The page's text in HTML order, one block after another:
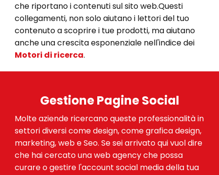
che riportano i contenuti sul sito web.Questi
collegamenti, non solo aiutano i lettori del tuo
contenuto a scoprire i tue prodotti, ma aiutano
anche una crescita esponenziale nell'indice dei
Motori di ricerca.
Gestione Pagine Social
Molte aziende ricercano queste professionalità in
settori diversi come design, come grafica design,
marketing, web e Seo. Se sei arrivato qui vuol dire
che hai cercato una web agency che possa
curare o gestire l'account social media della tua